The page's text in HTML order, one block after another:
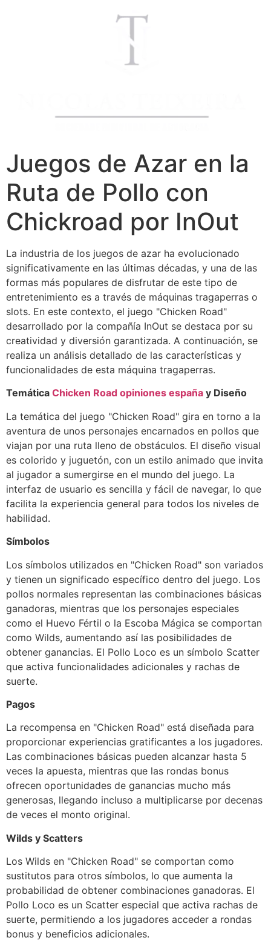
Juegos de Azar en la
Ruta de Pollo con
Chickroad por InOut
La industria de los juegos de azar ha evolucionado
significativamente en las últimas décadas, y una de las
formas más populares de disfrutar de este tipo de
entretenimiento es a través de máquinas tragaperras o
slots. En este contexto, el juego "Chicken Road"
desarrollado por la compañía InOut se destaca por su
creatividad y diversión garantizada. A continuación, se
realiza un análisis detallado de las características y
funcionalidades de esta máquina tragaperras.
Temática Chicken Road opiniones españa y Diseño
La temática del juego "Chicken Road" gira en torno a la
aventura de unos personajes encarnados en pollos que
viajan por una ruta lleno de obstáculos. El diseño visual
es colorido y juguetón, con un estilo animado que invita
al jugador a sumergirse en el mundo del juego. La
interfaz de usuario es sencilla y fácil de navegar, lo que
facilita la experiencia general para todos los niveles de
habilidad.
Símbolos
Los símbolos utilizados en "Chicken Road" son variados
y tienen un significado específico dentro del juego. Los
pollos normales representan las combinaciones básicas
ganadoras, mientras que los personajes especiales
como el Huevo Fértil o la Escoba Mágica se comportan
como Wilds, aumentando así las posibilidades de
obtener ganancias. El Pollo Loco es un símbolo Scatter
que activa funcionalidades adicionales y rachas de
suerte.
Pagos
La recompensa en "Chicken Road" está diseñada para
proporcionar experiencias gratificantes a los jugadores.
Las combinaciones básicas pueden alcanzar hasta 5
veces la apuesta, mientras que las rondas bonus
ofrecen oportunidades de ganancias mucho más
generosas, llegando incluso a multiplicarse por decenas
de veces el monto original.
Wilds y Scatters
Los Wilds en "Chicken Road" se comportan como
sustitutos para otros símbolos, lo que aumenta la
probabilidad de obtener combinaciones ganadoras. El
Pollo Loco es un Scatter especial que activa rachas de
suerte, permitiendo a los jugadores acceder a rondas
bonus y beneficios adicionales.